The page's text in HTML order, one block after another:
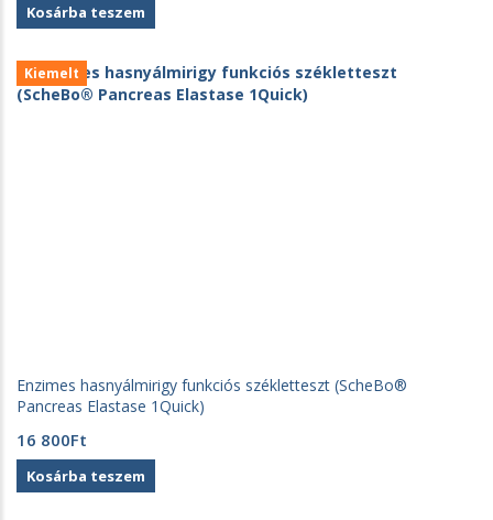
was: is:
Kosárba teszem
Kiemelt
Enzimes hasnyálmirigy funkciós székletteszt (ScheBo®
Pancreas Elastase 1Quick)
16 800Ft
Kosárba teszem